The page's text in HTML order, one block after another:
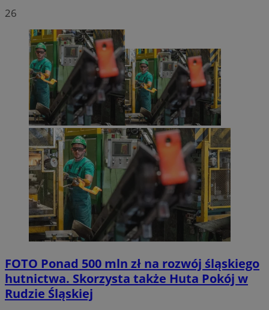
26
FOTO Ponad 500 mln zł na rozwój śląskiego
hutnictwa. Skorzysta także Huta Pokój w
Rudzie Śląskiej